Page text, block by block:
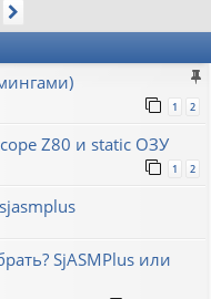
S
1 2
Z80 и static ОЗУ
1 2
SjASMPlus или